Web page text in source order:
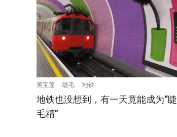
美宝莲 睫毛 地铁
地铁也没想到，有一天竟能成为“睫
毛精”